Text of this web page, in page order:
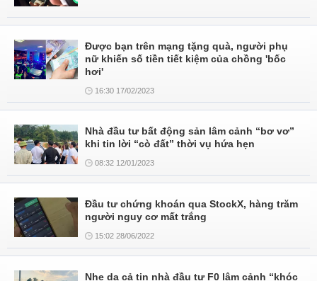
Được bạn trên mạng tặng quà, người phụ
nữ khiến số tiền tiết kiệm của chồng 'bốc
hơi'
16:30 17/02/2023
Nhà đầu tư bất động sản lâm cảnh “bơ vơ”
khi tin lời “cò đất” thời vụ hứa hẹn
08:32 12/01/2023
Đầu tư chứng khoán qua StockX, hàng trăm
người nguy cơ mất trắng
15:02 28/06/2022
Nhẹ dạ cả tin nhà đầu tư F0 lâm cảnh “khóc